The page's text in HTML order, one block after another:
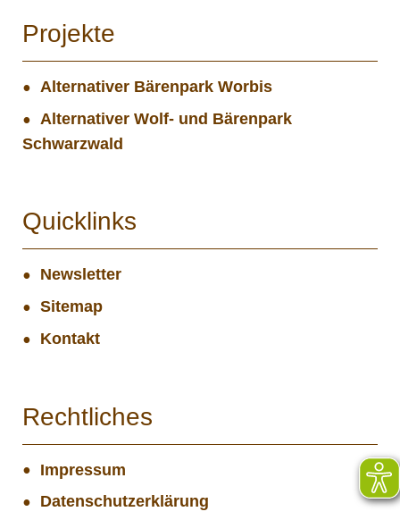
Projekte
Alternativer Bärenpark Worbis
Alternativer Wolf- und Bärenpark
Schwarzwald
Quicklinks
Newsletter
Sitemap
Kontakt
Rechtliches
Impressum
Datenschutzerklärung